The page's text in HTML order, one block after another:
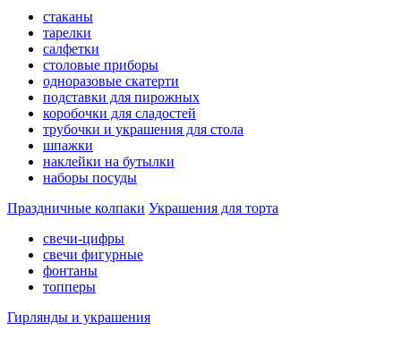
стаканы
тарелки
салфетки
столовые приборы
одноразовые скатерти
подставки для пирожных
коробочки для сладостей
трубочки и украшения для стола
шпажки
наклейки на бутылки
наборы посуды
Праздничные колпаки Украшения для торта
свечи-цифры
свечи фигурные
фонтаны
топперы
Гирлянды и украшения